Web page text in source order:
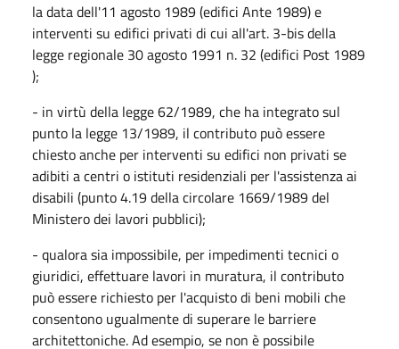
la data dell'11 agosto 1989 (edifici Ante 1989) e
interventi su edifici privati di cui all'art. 3-bis della
legge regionale 30 agosto 1991 n. 32 (edifici Post 1989
);
- in virtù della legge 62/1989, che ha integrato sul
punto la legge 13/1989, il contributo può essere
chiesto anche per interventi su edifici non privati se
adibiti a centri o istituti residenziali per l'assistenza ai
disabili (punto 4.19 della circolare 1669/1989 del
Ministero dei lavori pubblici);
- qualora sia impossibile, per impedimenti tecnici o
giuridici, effettuare lavori in muratura, il contributo
può essere richiesto per l'acquisto di beni mobili che
consentono ugualmente di superare le barriere
architettoniche. Ad esempio, se non è possibile